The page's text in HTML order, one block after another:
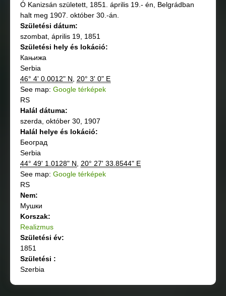
Ó Kanizsán született, 1851. április 19.- én, Belgrádban
halt meg 1907. október 30.-án.
Születési dátum:
szombat, április 19, 1851
Születési hely és lokáció:
Кањижа
Serbia
46° 4' 0.0012" N
20° 3' 0" E
See map: Google térképek
RS
Halál dátuma:
szerda, október 30, 1907
Halál helye és lokáció:
Београд
Serbia
44° 49' 1.0128" N
20° 27' 33.8544" E
See map: Google térképek
RS
Nem:
Мушки
Korszak:
Realizmus
Születési év:
1851
Születési :
Szerbia